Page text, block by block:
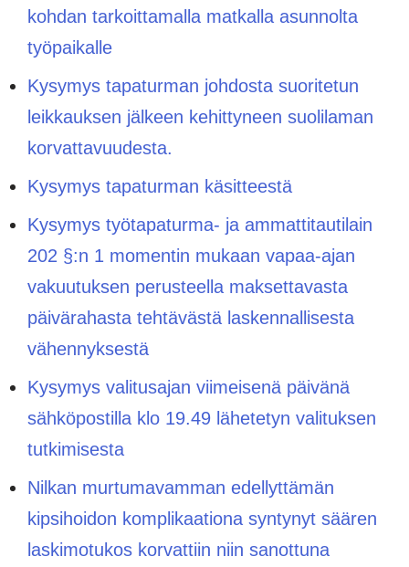
kohdan tarkoittamalla matkalla asunnolta
työpaikalle
Kysymys tapaturman johdosta suoritetun
leikkauksen jälkeen kehittyneen suolilaman
korvattavuudesta.
Kysymys tapaturman käsitteestä
Kysymys työtapaturma- ja ammattitautilain
202 §:n 1 momentin mukaan vapaa-ajan
vakuutuksen perusteella maksettavasta
päivärahasta tehtävästä laskennallisesta
vähennyksestä
Kysymys valitusajan viimeisenä päivänä
sähköpostilla klo 19.49 lähetetyn valituksen
tutkimisesta
Nilkan murtumavamman edellyttämän
kipsihoidon komplikaationa syntynyt säären
laskimotukos korvattiin niin sanottuna